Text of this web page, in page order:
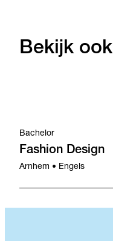
Bekijk ook
Bachelor
Fashion Design
Arnhem • Engels